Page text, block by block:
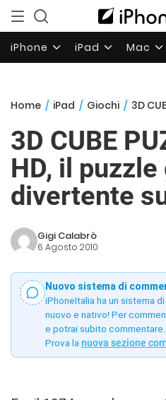
iPhone iPad Mac
Home / iPad / Giochi / 3D CUBE
3D CUBE
HD, il
divertente
Gigi Calabrò
6 Agosto 2010
Nuovo sistema di
iPhoneItalia ha un sistema
nuovo e nativo! Per
e potrai subito commentare.
Prova la nuova sezione